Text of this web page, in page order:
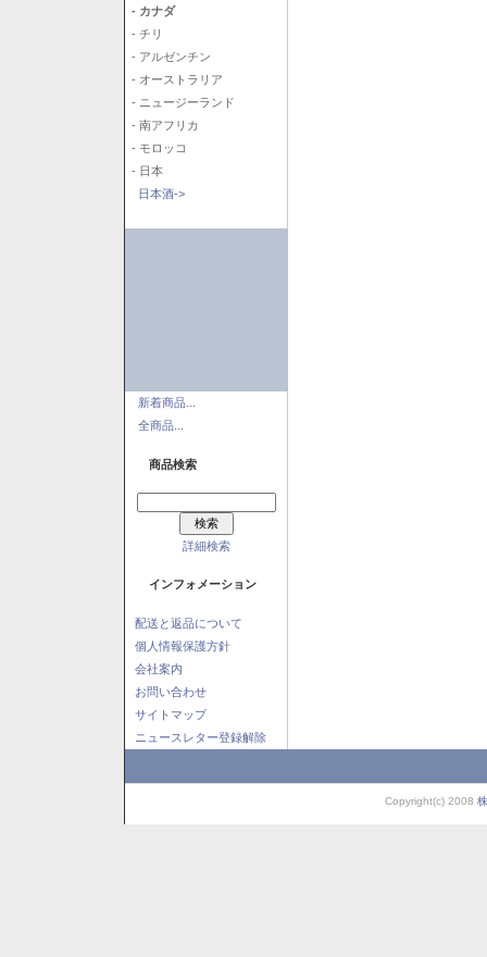
- カナダ
- チリ
- アルゼンチン
- オーストラリア
- ニュージーランド
- 南アフリカ
- モロッコ
- 日本
日本酒->
新着商品...
全商品...
商品検索
詳細検索
インフォメーション
配送と返品について
個人情報保護方針
会社案内
お問い合わせ
サイトマップ
ニュースレター登録解除
Copyright(c) 2008